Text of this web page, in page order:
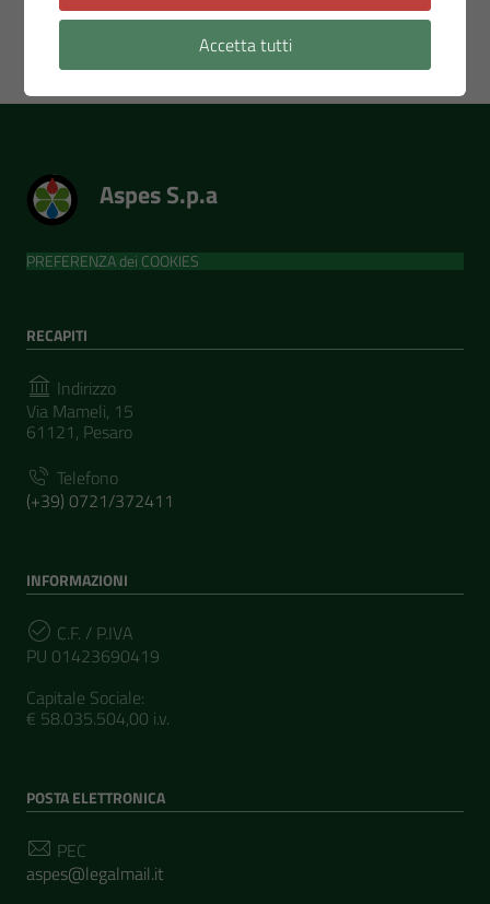
Pagina precedente
Pagina successiva
Aspes S.p.a
PREFERENZA dei COOKIES
RECAPITI
Indirizzo
Via Mameli, 15
61121, Pesaro
Telefono
(+39) 0721/372411
INFORMAZIONI
C.F. / P.IVA
PU 01423690419
Capitale Sociale:
€ 58.035.504,00 i.v.
POSTA ELETTRONICA
PEC
aspes@legalmail.it
Accetta tutti